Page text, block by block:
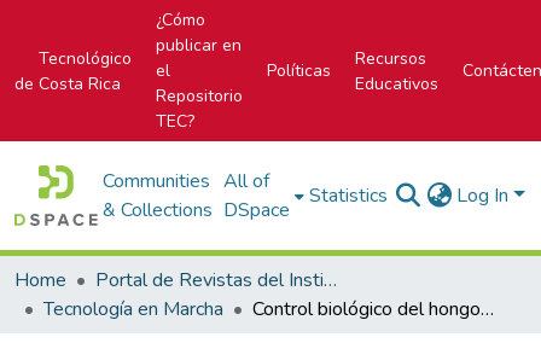
Tecnológico
de Costa Rica
¿Cómo
publicar en
el
Repositorio
TEC?
Políticas
Recursos
Educativos
Communities
& Collections
All of
DSpace
Statistics Log In
Home
Portal de Revistas del Instituto Tecnológico de Costa Rica
Tecnología en Marcha
Control biológico del hongo Sclerotium cepivorum utilizando Trichoderma asperellum en el cultivo del ajo en Costa Rica.